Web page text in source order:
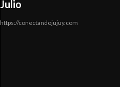
Julio
https://conectandojujuy.com